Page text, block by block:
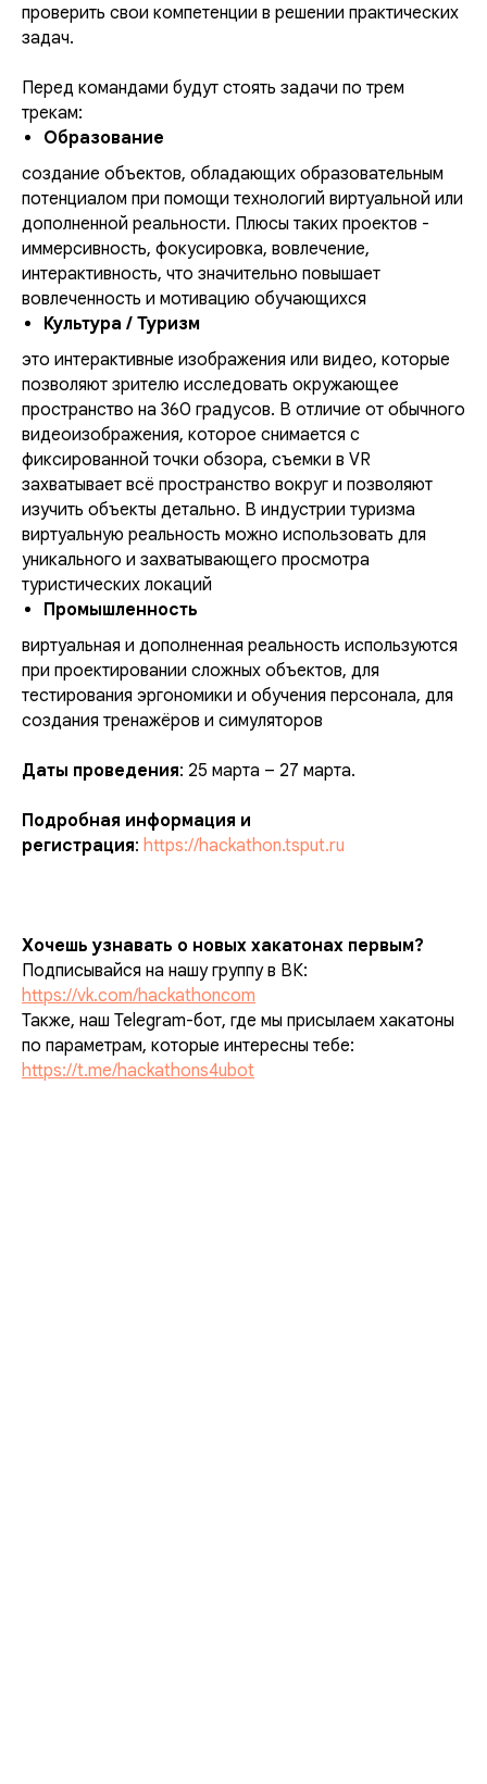
проверить свои компетенции в решении практических
задач.
Перед командами будут стоять задачи по трем
трекам:
Образование
создание объектов, обладающих образовательным
потенциалом при помощи технологий виртуальной или
дополненной реальности. Плюсы таких проектов -
иммерсивность, фокусировка, вовлечение,
интерактивность, что значительно повышает
вовлеченность и мотивацию обучающихся
Культура / Туризм
это интерактивные изображения или видео, которые
позволяют зрителю исследовать окружающее
пространство на 360 градусов. В отличие от обычного
видеоизображения, которое снимается с
фиксированной точки обзора, съемки в VR
захватывает всё пространство вокруг и позволяют
изучить объекты детально. В индустрии туризма
виртуальную реальность можно использовать для
уникального и захватывающего просмотра
туристических локаций
Промышленность
виртуальная и дополненная реальность используются
при проектировании сложных объектов, для
тестирования эргономики и обучения персонала, для
создания тренажёров и симуляторов
Даты проведения: 25 марта – 27 марта.
Подробная информация и
регистрация: https://hackathon.tsput.ru
Хочешь узнавать о новых хакатонах первым?
Подписывайся на нашу группу в ВК:
https://vk.com/hackathoncom
Также, наш Telegram-бот, где мы присылаем хакатоны
по параметрам, которые интересны тебе:
https://t.me/hackathons4ubot